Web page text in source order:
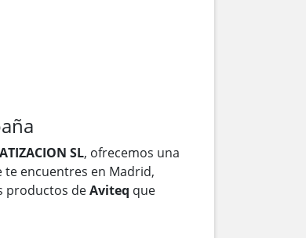
SL, ofrecemos una
te encuentres en Madrid,
productos deAviteq que